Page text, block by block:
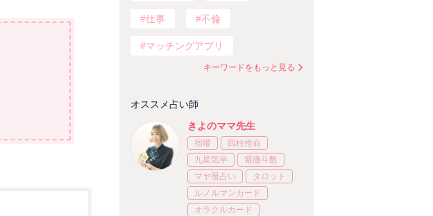
仕事 不倫
マッチングアプリ
キーワードをもっと見る
オススメ占い師
きよのママ先生
宿曜
四柱推命
九星気学
紫微斗数
マヤ暦占い
タロット
ルノルマンカード
オラクルカード